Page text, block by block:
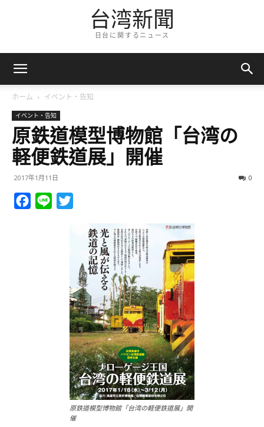
台湾新聞
日台に関するニュース
ホーム イベント・告知
イベント・告知
原鉄道模型博物館「台湾の
軽便鉄道展」開催
2017年1月11日 0
Facebook
Line
原鉄道模型博物館「台湾の軽便鉄道展」開
催